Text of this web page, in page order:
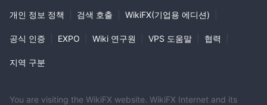
개인 정보 정책 검색 호출 WikiFX(기업용 에디션)
공식 인증 EXPO Wiki 연구원 VPS 도움말 협력
지역 구분
You are visiting the WikiFX website. WikiFX Internet and its